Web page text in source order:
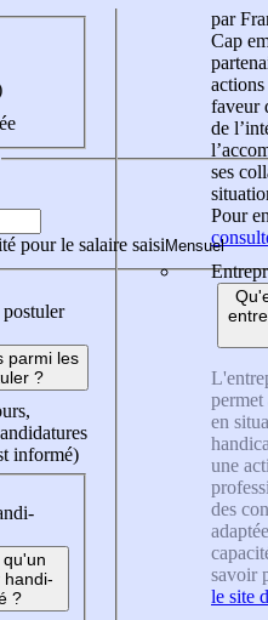
pour le salaire saisi
postuler
parmi les
?
informé)
handi-
?
par
Cap
actions
faveur
de
ses
Pour
en
une
des
savoir
le site